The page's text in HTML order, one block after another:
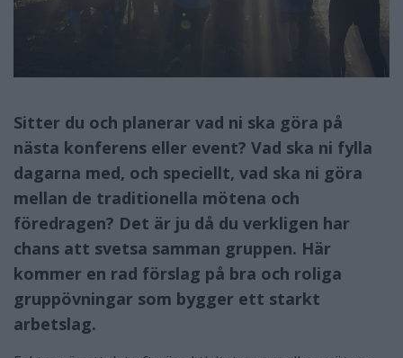
Sitter du och planerar vad ni ska göra på
nästa konferens eller event? Vad ska ni fylla
dagarna med, och speciellt, vad ska ni göra
mellan de traditionella mötena och
föredragen? Det är ju då du verkligen har
chans att svetsa samman gruppen. Här
kommer en rad förslag på bra och roliga
gruppövningar som bygger ett starkt
arbetslag.